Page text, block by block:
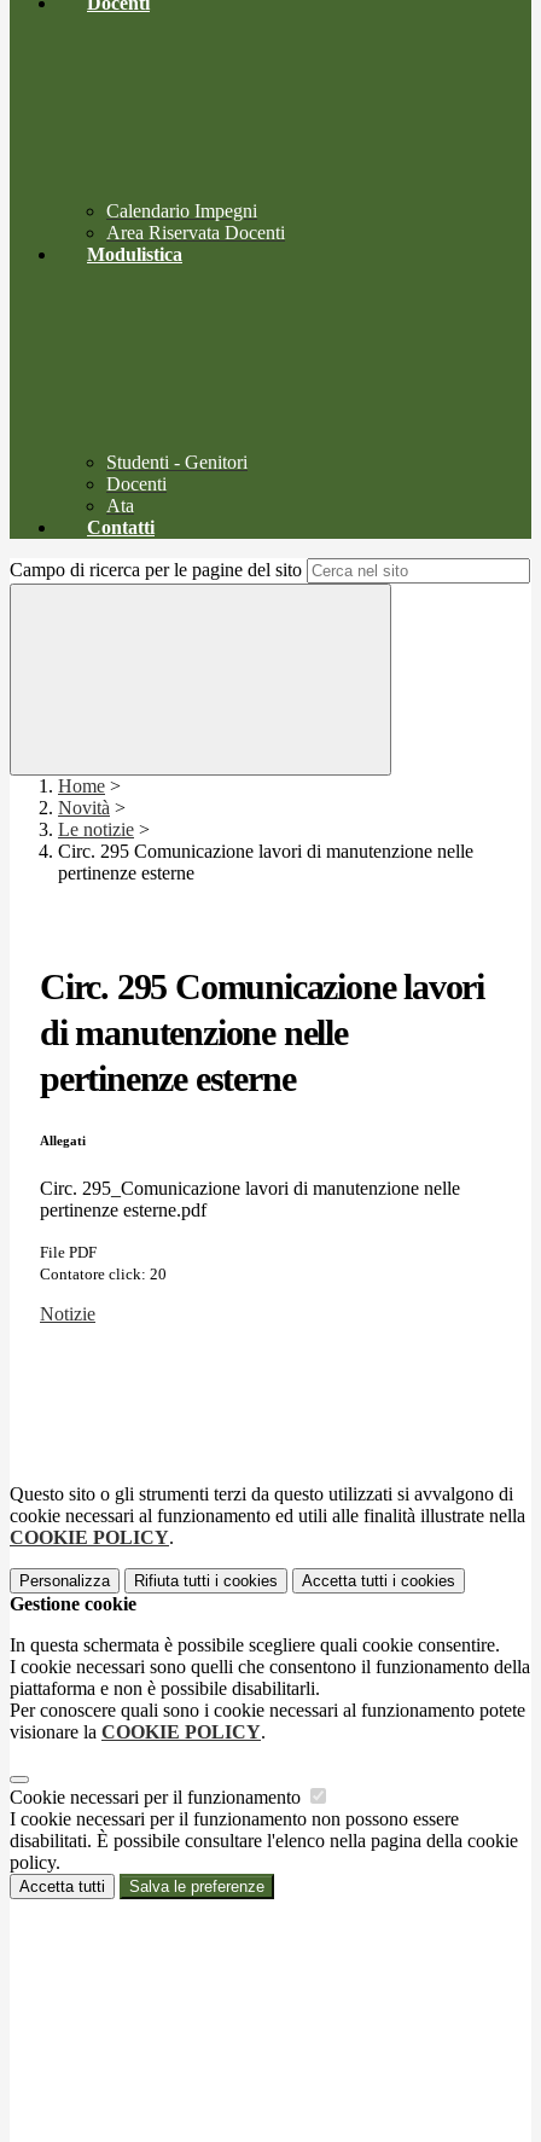
Calendario Impegni
Area Riservata Docenti
Modulistica
Studenti - Genitori
Docenti
Ata
Contatti
Campo di ricerca per le pagine del sito
Home >
Novità >
Le notizie >
Circ. 295 Comunicazione lavori di manutenzione nelle
pertinenze esterne
Circ. 295 Comunicazione lavori
di manutenzione nelle
pertinenze esterne
Allegati
Circ. 295_Comunicazione lavori di manutenzione nelle
pertinenze esterne.pdf
File PDF
Contatore click: 20
Notizie
Questo sito o gli strumenti terzi da questo utilizzati si avvalgono di
cookie necessari al funzionamento ed utili alle finalità illustrate nella
COOKIE POLICY.
Personalizza Rifiuta tutti i cookies Accetta tutti i cookies
Gestione cookie
In questa schermata è possibile scegliere quali cookie consentire.
I cookie necessari sono quelli che consentono il funzionamento della
piattaforma e non è possibile disabilitarli.
Per conoscere quali sono i cookie necessari al funzionamento potete
visionare la COOKIE POLICY.
Cookie necessari per il funzionamento
I cookie necessari per il funzionamento non possono essere
disabilitati. È possibile consultare l'elenco nella pagina della cookie
policy.
Accetta tutti Salva le preferenze